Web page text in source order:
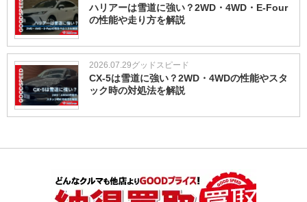
ハリアーは雪道に強い？2WD・4WD・E-Four
の性能や走り方を解説
2026.07.29グッドスピード
CX-5は雪道に強い？2WD・4WDの性能やスタ
ック時の対処法を解説